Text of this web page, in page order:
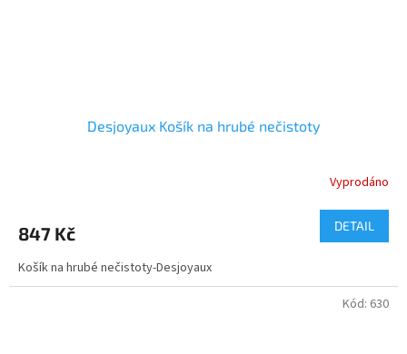
Desjoyaux Košík na hrubé nečistoty
Vyprodáno
847 Kč DETAIL
Košík na hrubé nečistoty-Desjoyaux
Kód: 630